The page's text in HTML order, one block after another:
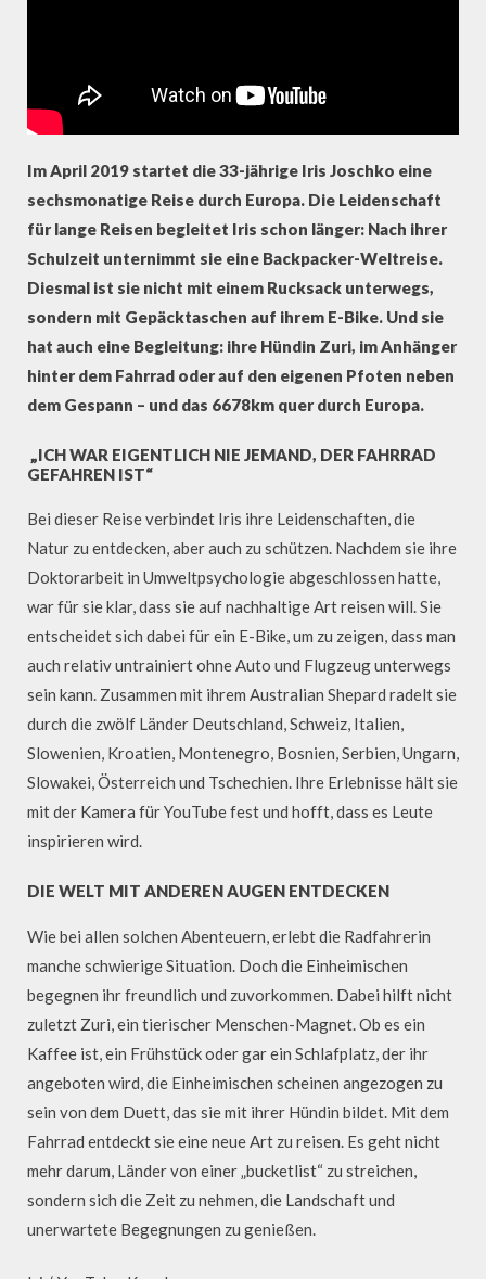
Im April 2019 startet die 33-jährige Iris Joschko eine
sechsmonatige Reise durch Europa. Die Leidenschaft
für lange Reisen begleitet Iris schon länger: Nach ihrer
Schulzeit unternimmt sie eine Backpacker-Weltreise.
Diesmal ist sie nicht mit einem Rucksack unterwegs,
sondern mit Gepäcktaschen auf ihrem E-Bike. Und sie
hat auch eine Begleitung: ihre Hündin Zuri, im Anhänger
hinter dem Fahrrad oder auf den eigenen Pfoten neben
dem Gespann – und das 6678km quer durch Europa.
„ICH WAR EIGENTLICH NIE JEMAND, DER FAHRRAD
GEFAHREN IST“
Bei dieser Reise verbindet Iris ihre Leidenschaften, die
Natur zu entdecken, aber auch zu schützen. Nachdem sie ihre
Doktorarbeit in Umweltpsychologie abgeschlossen hatte,
war für sie klar, dass sie auf nachhaltige Art reisen will. Sie
entscheidet sich dabei für ein E-Bike, um zu zeigen, dass man
auch relativ untrainiert ohne Auto und Flugzeug unterwegs
sein kann. Zusammen mit ihrem Australian Shepard radelt sie
durch die zwölf Länder Deutschland, Schweiz, Italien,
Slowenien, Kroatien, Montenegro, Bosnien, Serbien, Ungarn,
Slowakei, Österreich und Tschechien. Ihre Erlebnisse hält sie
mit der Kamera für YouTube fest und hofft, dass es Leute
inspirieren wird.
DIE WELT MIT ANDEREN AUGEN ENTDECKEN
Wie bei allen solchen Abenteuern, erlebt die Radfahrerin
manche schwierige Situation. Doch die Einheimischen
begegnen ihr freundlich und zuvorkommen. Dabei hilft nicht
zuletzt Zuri, ein tierischer Menschen-Magnet. Ob es ein
Kaffee ist, ein Frühstück oder gar ein Schlafplatz, der ihr
angeboten wird, die Einheimischen scheinen angezogen zu
sein von dem Duett, das sie mit ihrer Hündin bildet. Mit dem
Fahrrad entdeckt sie eine neue Art zu reisen. Es geht nicht
mehr darum, Länder von einer „bucketlist“ zu streichen,
sondern sich die Zeit zu nehmen, die Landschaft und
unerwartete Begegnungen zu genießen.